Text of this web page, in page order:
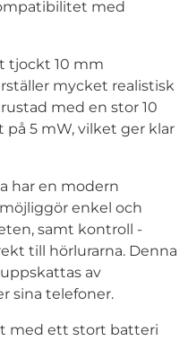
med
tjockt 10 mm
mycket realistisk
med en stor 10
5 mW, vilket ger klar
har en modern
enkel och
samt kontroll -
till hörlurarna. Denna
av
sina telefoner.
med ett stort batteri